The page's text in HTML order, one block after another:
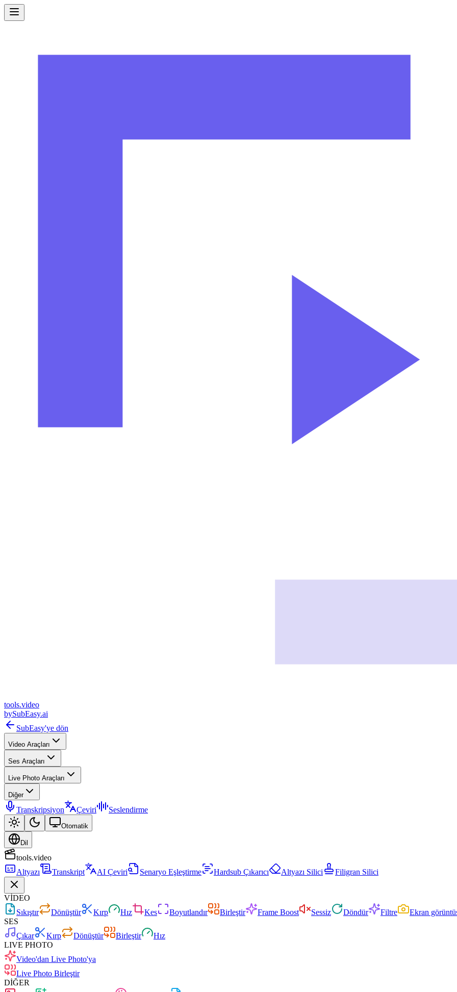
tools.video
bySubEasy.ai
SubEasy'ye dön
Video Araçları
Ses Araçları
Live Photo Araçları
Diğer
Transkripsiyon Çeviri Seslendirme
Otomatik
Dil
tools.video
Altyazı
Transkript AI Çeviri Senaryo Eşleştirme Hardsub Çıkarıcı Altyazı Silici Filigran Silici
VİDEO
Sıkıştır
Dönüştür Kırp Hız Kes Boyutlandır Birleştir Frame Boost Sessiz Döndür Filtre Ekran
SES
Çıkar
Kırp Dönüştür Birleştir
Hız
LIVE PHOTO
Video'dan Live Photo'ya
Live Photo Birleştir
DİĞER